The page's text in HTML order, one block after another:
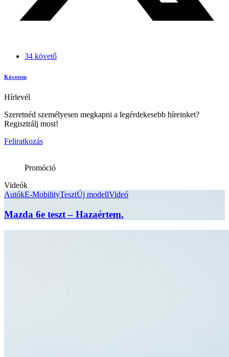
34 követő
Követem
Hírlevél
Szeretnéd személyesen megkapni a legérdekesebb híreinket?
Regisztrálj most!
Feliratkozás
Promóció
Videók
AutókE-MobilityTesztÚj modellVideó
Mazda 6e teszt – Hazaértem.